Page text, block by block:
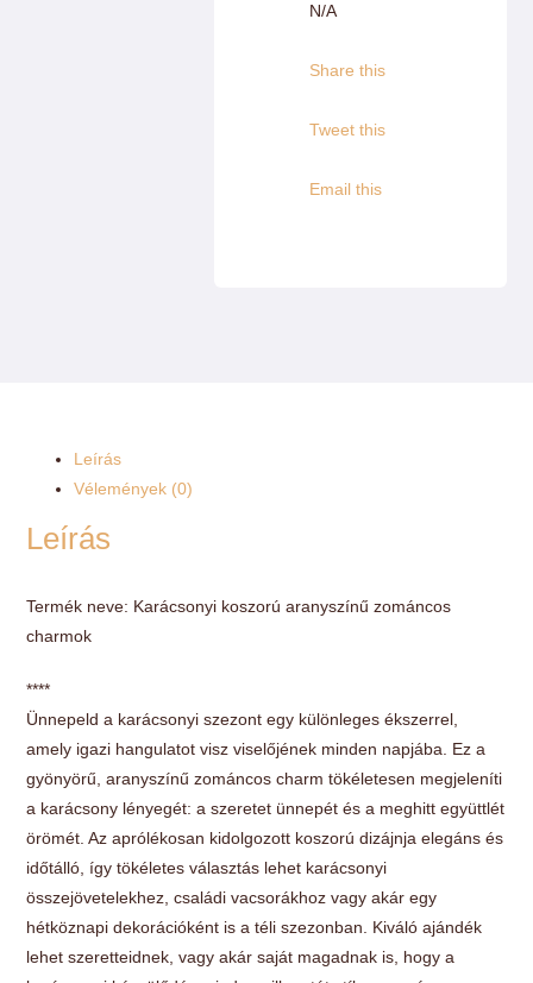
N/A
Share this
Tweet this
Email this
Leírás
Vélemények (0)
Leírás
Termék neve: Karácsonyi koszorú aranyszínű zománcos
charmok
****
Ünnepeld a karácsonyi szezont egy különleges ékszerrel,
amely igazi hangulatot visz viselőjének minden napjába. Ez a
gyönyörű, aranyszínű zománcos charm tökéletesen megjeleníti
a karácsony lényegét: a szeretet ünnepét és a meghitt együttlét
örömét. Az aprólékosan kidolgozott koszorú dizájnja elegáns és
időtálló, így tökéletes választás lehet karácsonyi
összejövetelekhez, családi vacsorákhoz vagy akár egy
hétköznapi dekorációként is a téli szezonban. Kiváló ajándék
lehet szeretteidnek, vagy akár saját magadnak is, hogy a